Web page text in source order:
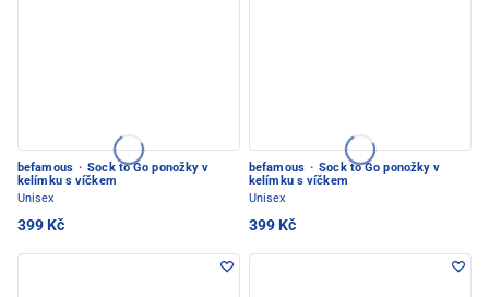
befamous · Sock to Go ponožky v
kelímku s víčkem
Unisex
399 Kč
befamous · Sock to Go ponožky v
kelímku s víčkem
Unisex
399 Kč